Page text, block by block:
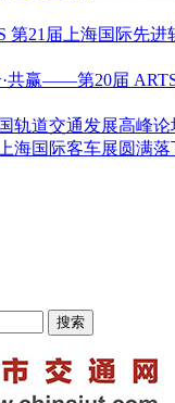
第21届上海国际先
·共赢——第20届
轨道交通发展高峰
海国际客车展圆满落